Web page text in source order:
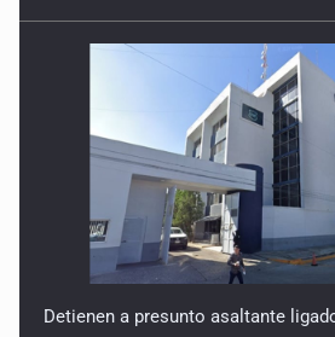
Detienen a presunto asaltante